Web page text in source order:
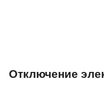
Отключение